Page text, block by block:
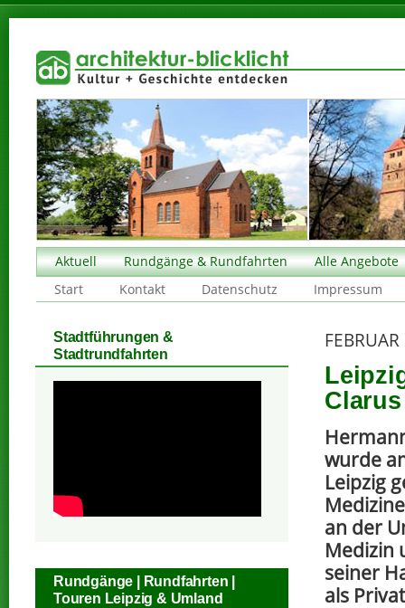
Aktuell Rundgänge & Rundfahrten
Alle Angebote
Start
Kontakt Datenschutz Impressum
Clarus
wurde
Leipzig
an der
Medizin
seiner
als
Stadtführungen &
Stadtrundfahrten
Rundgänge | Rundfahrten |
Touren Leipzig & Umland